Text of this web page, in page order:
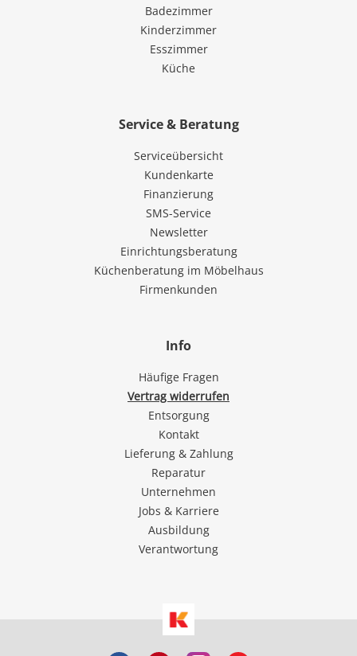
Badezimmer
Kinderzimmer
Esszimmer
Küche
Service & Beratung
Serviceübersicht
Kundenkarte
Finanzierung
SMS-Service
Newsletter
Einrichtungsberatung
Küchenberatung im Möbelhaus
Firmenkunden
Info
Häufige Fragen
Vertrag widerrufen
Entsorgung
Kontakt
Lieferung & Zahlung
Reparatur
Unternehmen
Jobs & Karriere
Ausbildung
Verantwortung